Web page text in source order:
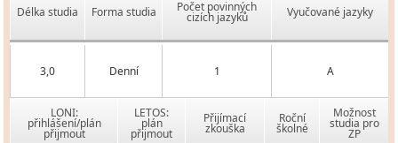
Délka studia Forma studia Počet povinných
cizích jazyků Vyučované jazyky
3,0 Denní 1 A
LONI:
přihlášení/plán
přijmout
LETOS:
plán
přijmout
Přijímací
zkouška
Roční
školné
Možnost
studia pro
ZP